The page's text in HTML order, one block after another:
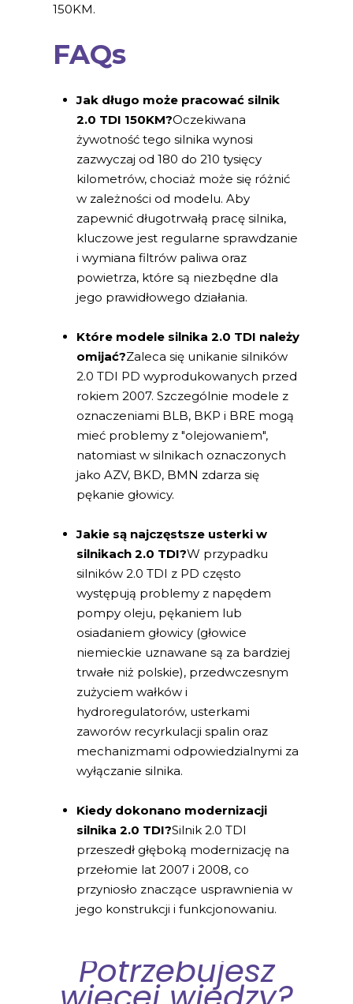
150KM.
FAQs
Jak długo może pracować silnik
2.0 TDI 150KM?Oczekiwana
żywotność tego silnika wynosi
zazwyczaj od 180 do 210 tysięcy
kilometrów, chociaż może się różnić
w zależności od modelu. Aby
zapewnić długotrwałą pracę silnika,
kluczowe jest regularne sprawdzanie
i wymiana filtrów paliwa oraz
powietrza, które są niezbędne dla
jego prawidłowego działania.
Które modele silnika 2.0 TDI należy
omijać?Zaleca się unikanie silników
2.0 TDI PD wyprodukowanych przed
rokiem 2007. Szczególnie modele z
oznaczeniami BLB, BKP i BRE mogą
mieć problemy z "olejowaniem",
natomiast w silnikach oznaczonych
jako AZV, BKD, BMN zdarza się
pękanie głowicy.
Jakie są najczęstsze usterki w
silnikach 2.0 TDI?W przypadku
silników 2.0 TDI z PD często
występują problemy z napędem
pompy oleju, pękaniem lub
osiadaniem głowicy (głowice
niemieckie uznawane są za bardziej
trwałe niż polskie), przedwczesnym
zużyciem wałków i
hydroregulatorów, usterkami
zaworów recyrkulacji spalin oraz
mechanizmami odpowiedzialnymi za
wyłączanie silnika.
Kiedy dokonano modernizacji
silnika 2.0 TDI?Silnik 2.0 TDI
przeszedł głęboką modernizację na
przełomie lat 2007 i 2008, co
przyniosło znaczące usprawnienia w
jego konstrukcji i funkcjonowaniu.
Potrzebujesz